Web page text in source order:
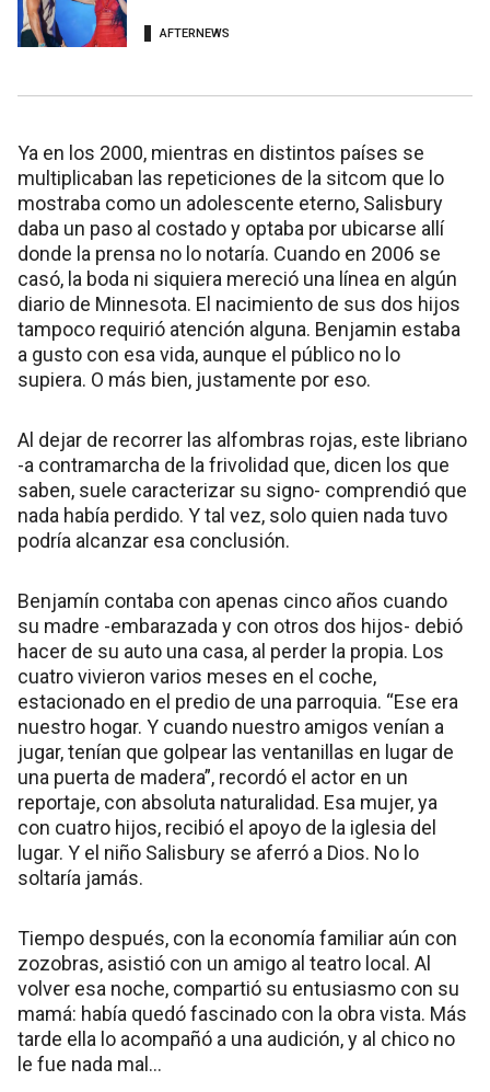
AFTERNEWS
Ya en los 2000, mientras en distintos países se
multiplicaban las repeticiones de la sitcom que lo
mostraba como un adolescente eterno, Salisbury
daba un paso al costado y optaba por ubicarse allí
donde la prensa no lo notaría. Cuando en 2006 se
casó, la boda ni siquiera mereció una línea en algún
diario de Minnesota. El nacimiento de sus dos hijos
tampoco requirió atención alguna. Benjamin estaba
a gusto con esa vida, aunque el público no lo
supiera. O más bien, justamente por eso.
Al dejar de recorrer las alfombras rojas, este libriano
-a contramarcha de la frivolidad que, dicen los que
saben, suele caracterizar su signo- comprendió que
nada había perdido. Y tal vez, solo quien nada tuvo
podría alcanzar esa conclusión.
Benjamín contaba con apenas cinco años cuando
su madre -embarazada y con otros dos hijos- debió
hacer de su auto una casa, al perder la propia. Los
cuatro vivieron varios meses en el coche,
estacionado en el predio de una parroquia. “Ese era
nuestro hogar. Y cuando nuestro amigos venían a
jugar, tenían que golpear las ventanillas en lugar de
una puerta de madera”, recordó el actor en un
reportaje, con absoluta naturalidad. Esa mujer, ya
con cuatro hijos, recibió el apoyo de la iglesia del
lugar. Y el niño Salisbury se aferró a Dios. No lo
soltaría jamás.
Tiempo después, con la economía familiar aún con
zozobras, asistió con un amigo al teatro local. Al
volver esa noche, compartió su entusiasmo con su
mamá: había quedó fascinado con la obra vista. Más
tarde ella lo acompañó a una audición, y al chico no
le fue nada mal...